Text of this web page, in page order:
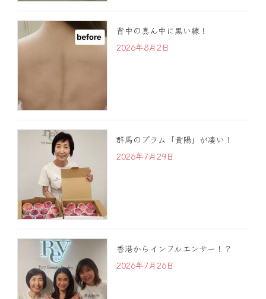
背中の真ん中に黒い線！
2026年8月2日
群馬のプラム「貴陽」が凄い！
2026年7月29日
香港からインフルエンサー！？
2026年7月26日